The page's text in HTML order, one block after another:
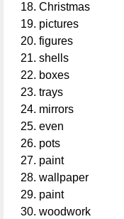
Christmas
pictures
figures
shells
boxes
trays
mirrors
even
pots
paint
wallpaper
paint
woodwork